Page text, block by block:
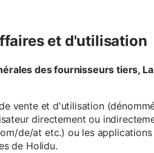
et d'utilisation
des fournisseurs tiers,
vente et d'utilisation
directement ou
de/at etc.) ou les
de Holidu.